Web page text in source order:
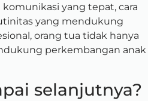
yang tepat, cara
yang mendukung
orang tua tidak hanya
perkembangan anak
selanjutnya?